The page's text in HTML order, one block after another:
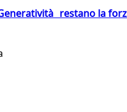
restano la